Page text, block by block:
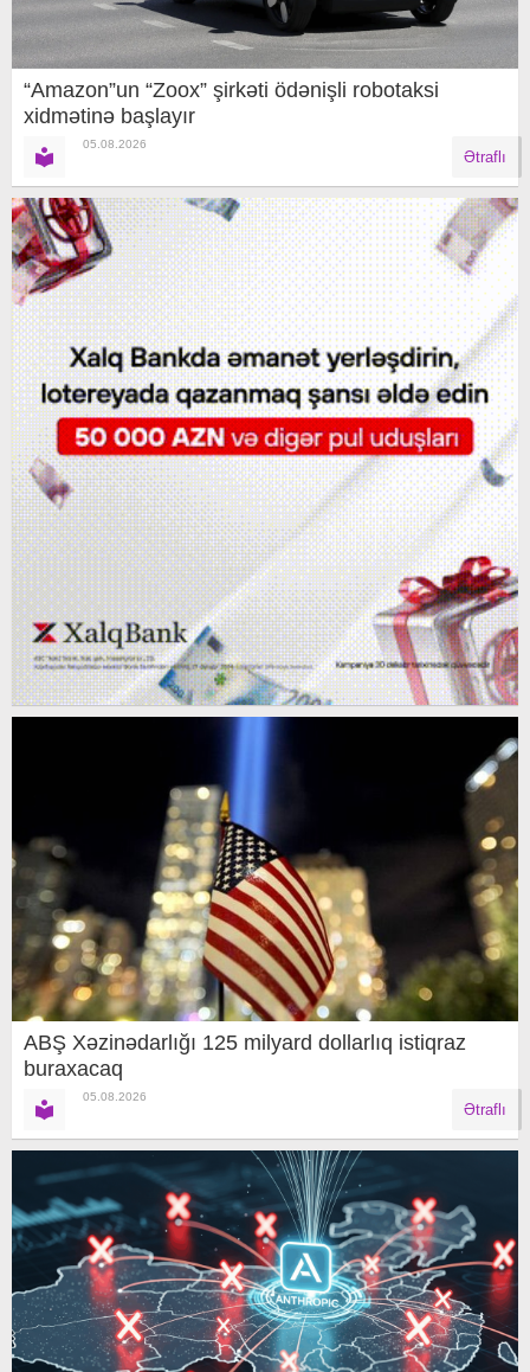
“Amazon”un “Zoox” şirkəti ödənişli robotaksi
xidmətinə başlayır
05.08.2026
Ətraflı
ABŞ Xəzinədarlığı 125 milyard dollarlıq istiqraz
buraxacaq
05.08.2026
Ətraflı